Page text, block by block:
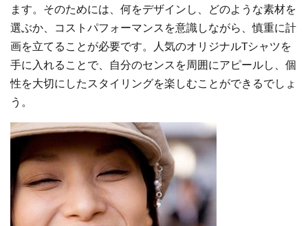
ます。そのためには、何をデザインし、どのような素材を
選ぶか、コストパフォーマンスを意識しながら、慎重に計
画を立てることが必要です。人気のオリジナルTシャツを
手に入れることで、自分のセンスを周囲にアピールし、個
性を大切にしたスタイリングを楽しむことができるでしょ
う。